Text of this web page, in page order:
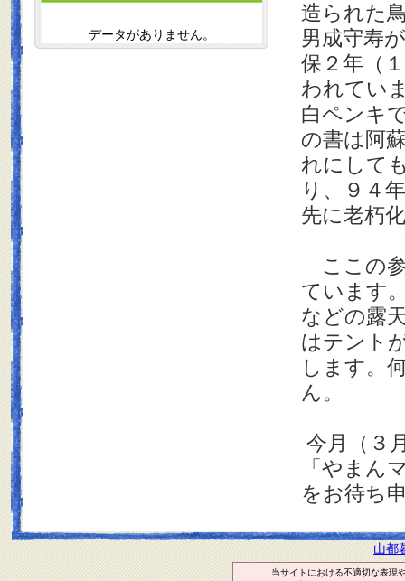
造られた
男成守寿
保２年（
われてい
白ペンキ
の書は阿
れにして
り、９４
先に老朽
ここの
ています
などの露
はテント
します。
ん。
今月（３
「やまん
をお待ち
データがありません。
山都
当サイトにおける不適切な表現